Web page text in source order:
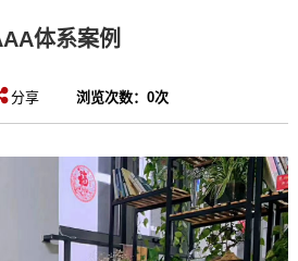
体系案例
分享 浏览次数： 0次